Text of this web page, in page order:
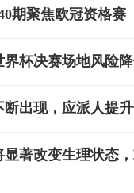
期聚焦欧冠资格赛
杯决赛场地风险
出现，应派人提
著改变生理状态